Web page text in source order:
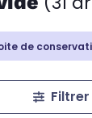
de
Filtrer